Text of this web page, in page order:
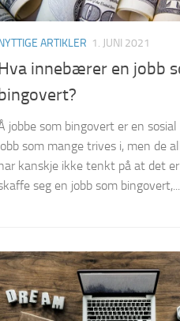
ARTIKLER 1. JUNI 2021
innebærer en jobb
jobbe som bingovert er en
som mange trives i, men de
har kanskje ikke tenkt på at det
seg en jobb som bingovert,...